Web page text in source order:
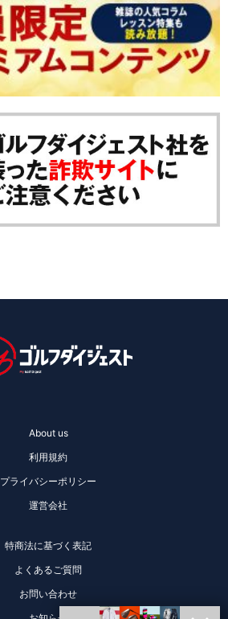
About us
利用規約
プライバシーポリシー
運営会社
特商法に基づく表記
よくあるご質問
お問い合わせ